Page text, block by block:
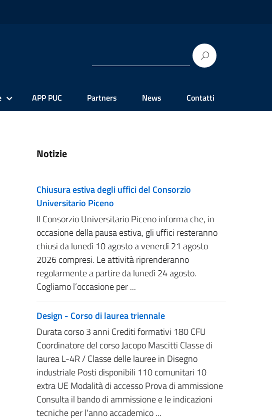
APP PUC Partners News Contatti
Notizie
Chiusura estiva degli uffici del Consorzio
Universitario Piceno
Il Consorzio Universitario Piceno informa che, in
occasione della pausa estiva, gli uffici resteranno
chiusi da lunedì 10 agosto a venerdì 21 agosto
2026 compresi. Le attività riprenderanno
regolarmente a partire da lunedì 24 agosto.
Cogliamo l’occasione per ...
Design - Corso di laurea triennale
Durata corso 3 anni Crediti formativi 180 CFU
Coordinatore del corso Jacopo Mascitti Classe di
laurea L-4R / Classe delle lauree in Disegno
industriale Posti disponibili 110 comunitari 10
extra UE Modalità di accesso Prova di ammissione
Consulta il bando di ammissione e le indicazioni
tecniche per l'anno accademico ...